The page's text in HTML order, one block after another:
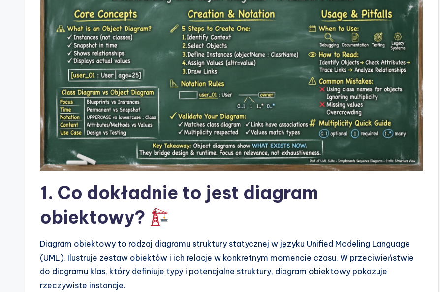
w
D
it
si
1. Co dokładnie to jest diagram
obiektowy?
Diagram obiektowy to rodzaj diagramu struktury statycznej w języku Unified Modeling Language
(UML). Ilustruje zestaw obiektów i ich relacje w konkretnym momencie czasu. W przeciwieństwie
do diagramu klas, który definiuje typy i potencjalne struktury, diagram obiektowy pokazuje
rzeczywiste instancje.